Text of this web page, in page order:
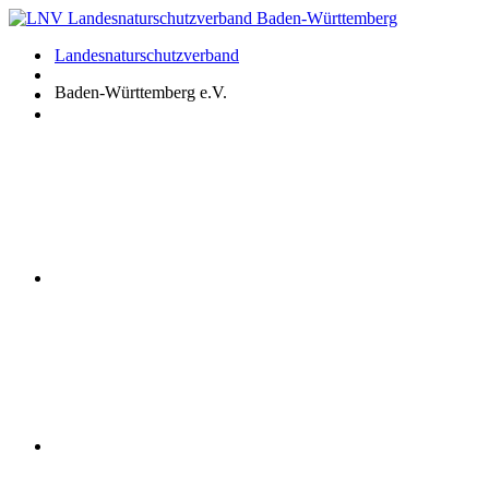
Zum
springenLandesnaturschutzverband
Baden-Württemberg e.V.